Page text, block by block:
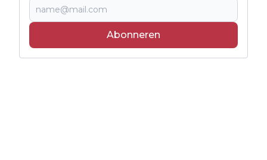
Abonneren